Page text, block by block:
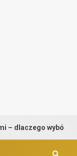
wybór